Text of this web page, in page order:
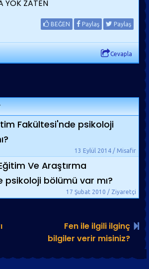
YOK ZATEN
BEĞEN Paylaş Paylaş
Cevapla
Fakültesi'nde psikoloji
13 Eylül 2014 / Misafir
Ve Araştırma
psikoloji bölümü var mı?
17 Şubat 2010 / Ziyaretçi
Fen ile ilgili ilginç
bilgiler verir misiniz?